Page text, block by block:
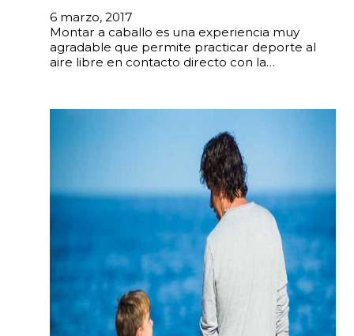
6 marzo, 2017
Montar a caballo es una experiencia muy
agradable que permite practicar deporte al
aire libre en contacto directo con la…